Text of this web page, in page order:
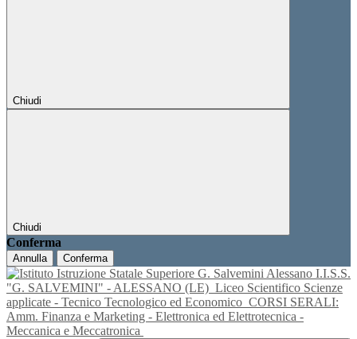
Chiudi
Chiudi
Conferma
Annulla Conferma
I.I.S.S.
"G. SALVEMINI" - ALESSANO (LE) Liceo Scientifico Scienze
applicate - Tecnico Tecnologico ed Economico CORSI SERALI:
Amm. Finanza e Marketing - Elettronica ed Elettrotecnica -
Meccanica e Meccatronica